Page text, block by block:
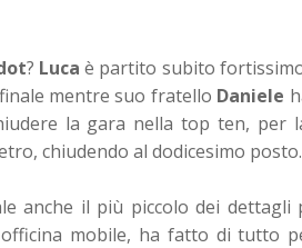
? Luca è partito subito
mentre suo fratello Daniele
la gara nella top ten, per
chiudendo al dodicesimo posto.
anche il più piccolo dei
mobile, ha fatto di tutto